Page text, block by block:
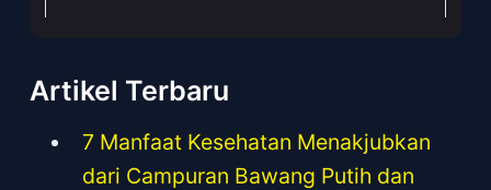
Artikel Terbaru
7 Manfaat Kesehatan Menakjubkan
dari Campuran Bawang Putih dan